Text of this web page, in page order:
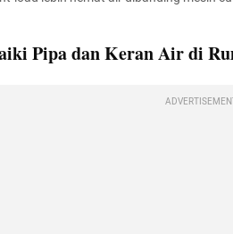
Pipa dan Keran Air di